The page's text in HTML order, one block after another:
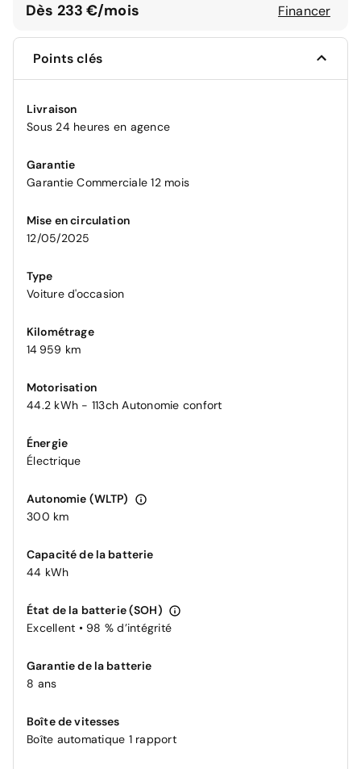
Dès 233 €/mois Financer
Points clés
Livraison
Sous 24 heures en agence
Garantie
Garantie Commerciale 12 mois
Mise en circulation
12/05/2025
Type
Voiture d'occasion
Kilométrage
14 959 km
Motorisation
44.2 kWh - 113ch Autonomie confort
Énergie
Électrique
Autonomie (WLTP)
300 km
Capacité de la batterie
44 kWh
État de la batterie (SOH)
Excellent • 98 % d’intégrité
Garantie de la batterie
8 ans
Boîte de vitesses
Boîte automatique 1 rapport